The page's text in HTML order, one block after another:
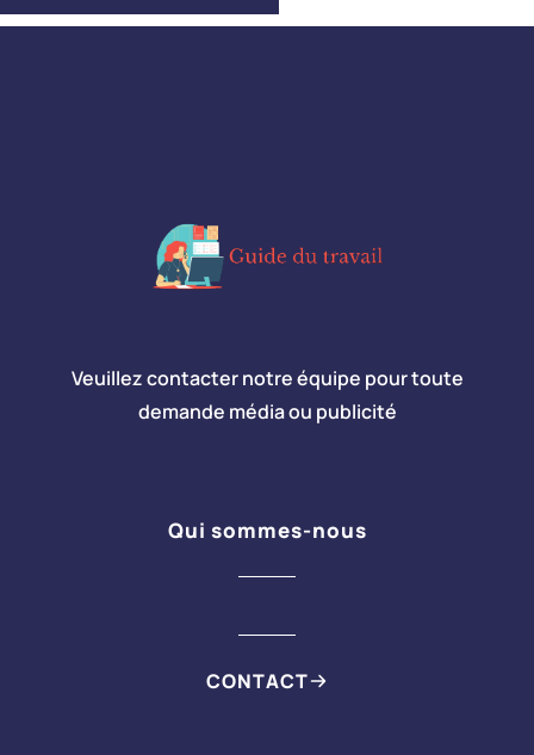
Veuillez contacter notre équipe pour toute
demande média ou publicité
Qui sommes-nous
CONTACT